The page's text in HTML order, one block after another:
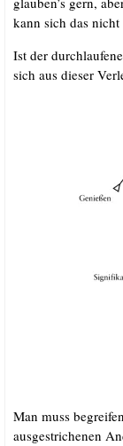
kann sich das
Ist der
sich aus die­ser
Man muss
aus­ge­stri­che­nen